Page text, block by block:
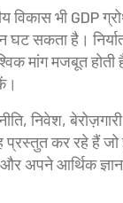
विकास भी GDP
सकता है।
मांग मजबूत
निवेश,
कर रहे हैं जो
अपने आर्थिक